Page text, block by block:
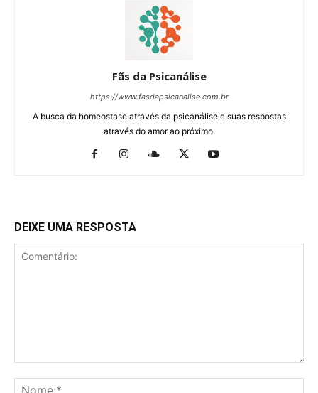
Fãs da Psicanálise
https://www.fasdapsicanalise.com.br
A busca da homeostase através da psicanálise e suas respostas
através do amor ao próximo.
DEIXE UMA RESPOSTA